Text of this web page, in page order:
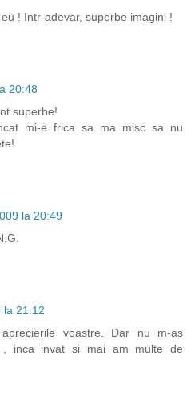
! Intr-adevar, superbe imagini !
20:48
superbe!
mi-e frica sa ma misc sa nu
la 20:49
la 21:12
voastre. Dar nu m-as
inca invat si mai am multe de